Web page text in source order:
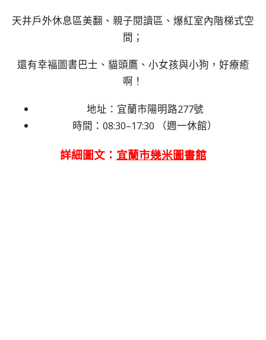
天井戶外休息區美翻、親子閱讀區、爆紅室內階梯式空
間；
還有幸福圖書巴士、貓頭鷹、小女孩與小狗，好療癒
啊！
地址：宜蘭市陽明路277號
時間：08:30–17:30 （週一休館）
詳細圖文： 宜蘭市幾米圖書館